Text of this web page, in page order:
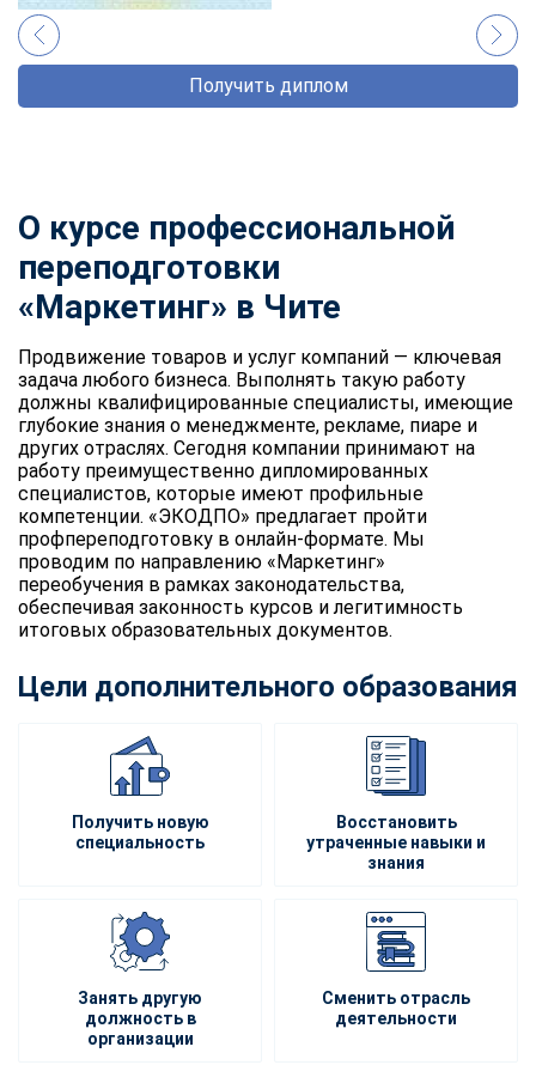
Получить диплом
О курсе профессиональной
переподготовки
«Маркетинг» в Чите
Продвижение товаров и услуг компаний — ключевая
задача любого бизнеса. Выполнять такую работу
должны квалифицированные специалисты, имеющие
глубокие знания о менеджменте, рекламе, пиаре и
других отраслях. Сегодня компании принимают на
работу преимущественно дипломированных
специалистов, которые имеют профильные
компетенции. «ЭКОДПО» предлагает пройти
профпереподготовку в онлайн-формате. Мы
проводим по направлению «Маркетинг»
переобучения в рамках законодательства,
обеспечивая законность курсов и легитимность
итоговых образовательных документов.
Цели дополнительного образования
Получить новую
специальность
Восстановить
утраченные навыки и
знания
Занять другую
должность в
организации
Сменить отрасль
деятельности